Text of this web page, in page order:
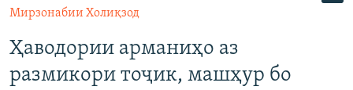
Мирзонабии Холиқзод
Ҳаводории арманиҳо аз
размикори тоҷик, машҳур бо